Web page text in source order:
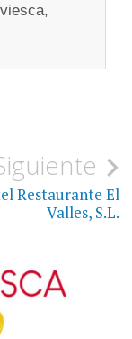
Restaurante El
Valles, S.L.